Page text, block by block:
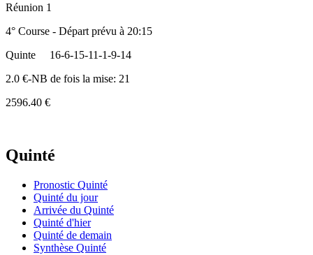
Réunion 1
4° Course - Départ prévu à 20:15
Quinte
16-6-15-11-1-9-14
2.0 €-NB de fois la mise: 21
2596.40 €
Quinté
Pronostic Quinté
Quinté du jour
Arrivée du Quinté
Quinté d'hier
Quinté de demain
Synthèse Quinté